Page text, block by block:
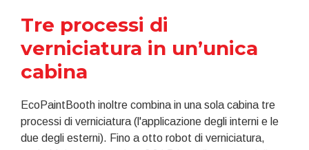
Tre processi di
verniciatura in un’unica
cabina
EcoPaintBooth inoltre combina in una sola cabina tre
processi di verniciatura (l'applicazione degli interni e le
due degli esterni). Fino a otto robot di verniciatura,